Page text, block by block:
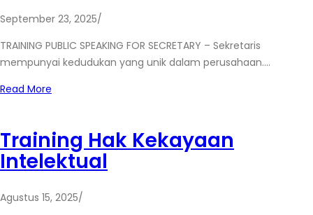
September 23, 2025/
TRAINING PUBLIC SPEAKING FOR SECRETARY – Sekretaris
mempunyai kedudukan yang unik dalam perusahaan.…
Read More
Training Hak Kekayaan
Intelektual
Agustus 15, 2025/